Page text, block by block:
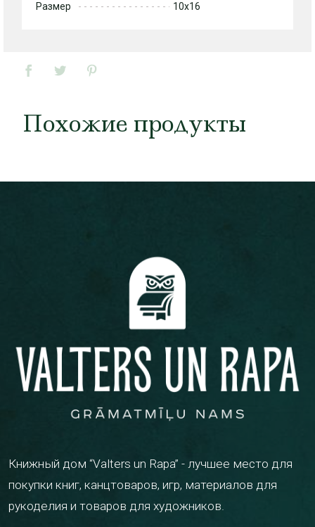
Размер
10x16
Похожие продукты
Книжный дом “Valters un Rapa” - лучшее место для
покупки книг, канцтоваров, игр, материалов для
рукоделия и товаров для художников.